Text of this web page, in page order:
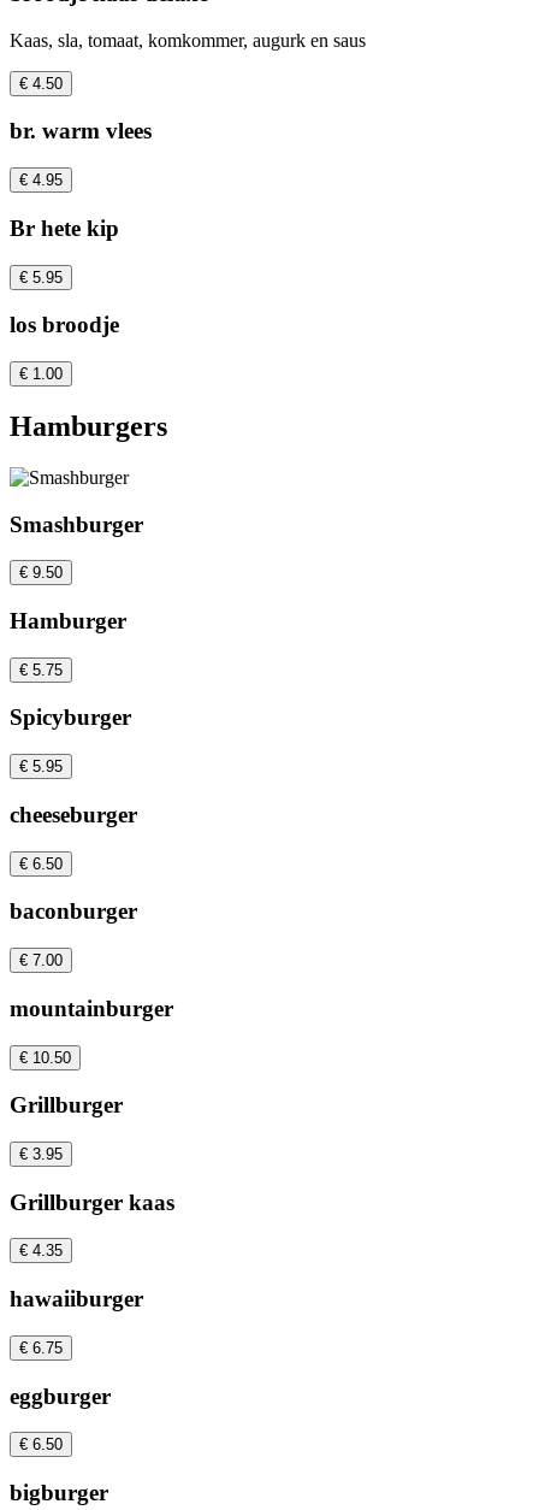
Kaas, sla, tomaat, komkommer, augurk en saus
€ 4.50
br. warm vlees
€ 4.95
Br hete kip
€ 5.95
los broodje
€ 1.00
Hamburgers
Smashburger
€ 9.50
Hamburger
€ 5.75
Spicyburger
€ 5.95
cheeseburger
€ 6.50
baconburger
€ 7.00
mountainburger
€ 10.50
Grillburger
€ 3.95
Grillburger kaas
€ 4.35
hawaiiburger
€ 6.75
eggburger
€ 6.50
bigburger